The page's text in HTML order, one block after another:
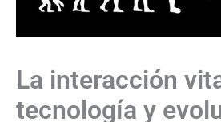
La interacción
tecnología y